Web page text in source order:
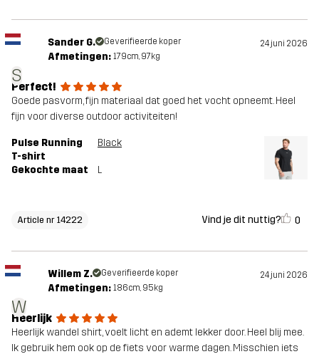
S
Sander G. Geverifieerde koper 24 juni 2026
Afmetingen: 179cm, 97kg
Perfect!
Goede pasvorm, fijn materiaal dat goed het vocht opneemt. Heel
fijn voor diverse outdoor activiteiten!
Pulse Running
T-shirt
Black
Gekochte maat L
Article nr 14222 Vind je dit nuttig? 0
W
Willem Z. Geverifieerde koper 24 juni 2026
Afmetingen: 186cm, 95kg
Heerlijk
Heerlijk wandel shirt, voelt licht en ademt lekker door. Heel blij mee.
Ik gebruik hem ook op de fiets voor warme dagen. Misschien iets